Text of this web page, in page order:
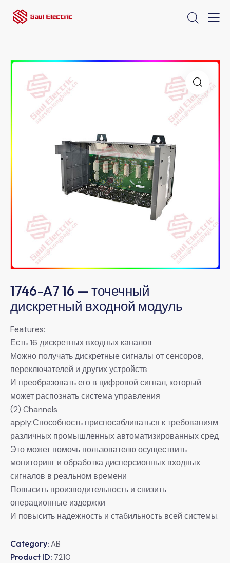
1746-A7 16 — точечный
дискретный входной модуль
Features:
Есть 16 дискретных входных каналов
Можно получать дискретные сигналы от сенсоров,
переключателей и других устройств
И преобразовать его в цифровой сигнал, который
может распознать система управления
(2) Channels
apply:Способность приспосабливаться к требованиям
различных промышленных автоматизированных сред
Это может помочь пользователю осуществить
мониторинг и обработка дисперсионных входных
сигналов в реальном времени
Повысить производительность и снизить
операционные издержки
И повысить надежность и стабильность всей системы.
Category: AB
Product ID: 7210